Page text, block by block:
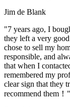
Jim de Blank
"7 years ago, I
they left a very
chose to sell my
responsible, and
that when I
remembered my
clear sign that they
recommend them！"